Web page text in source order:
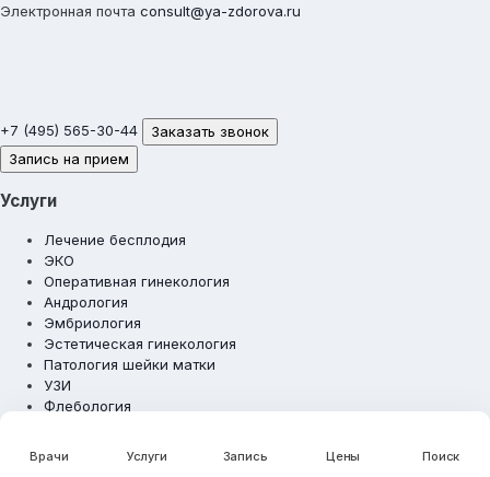
Электронная почта consult@ya-zdorova.ru
+7 (495) 565-30-44
Заказать звонок
Запись на прием
Услуги
Лечение бесплодия
ЭКО
Оперативная гинекология
Андрология
Эмбриология
Эстетическая гинекология
Патология шейки матки
УЗИ
Флебология
Эндокринология
Врачи Услуги Запись Цены Поиск